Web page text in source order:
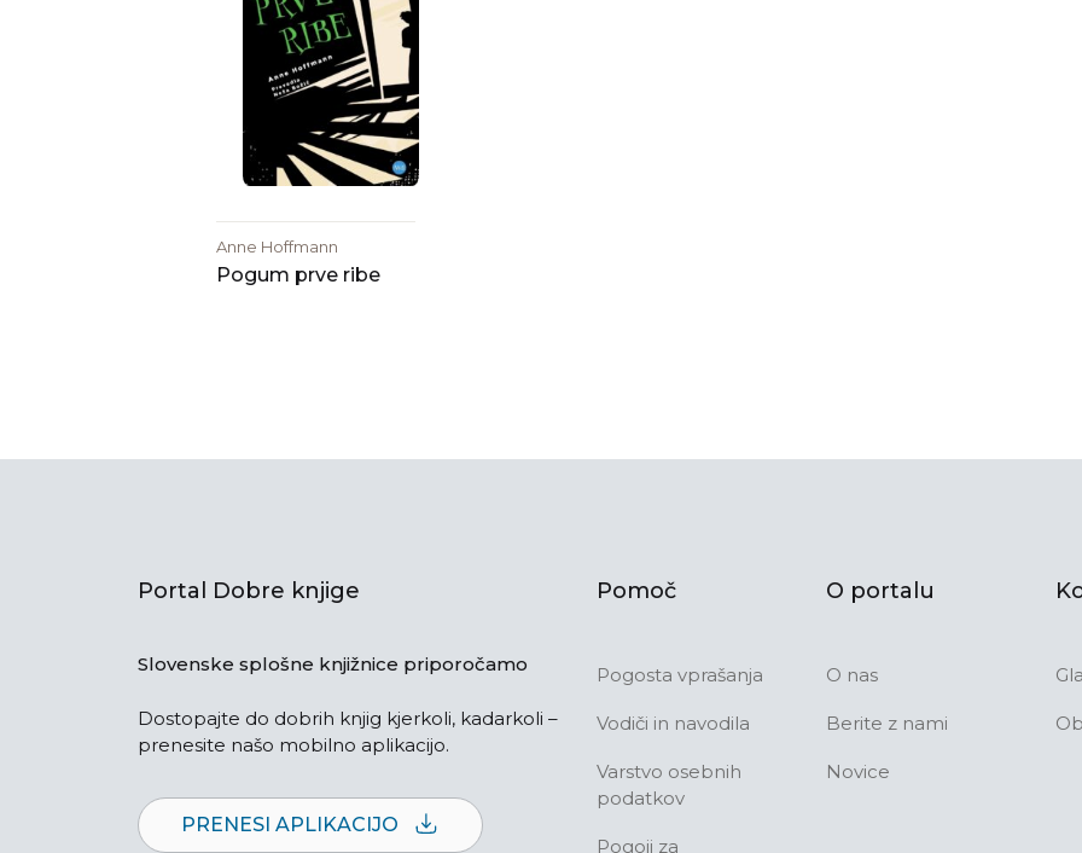
Anne Hoffmann
Pogum prve ribe
Portal Dobre knjige
Slovenske splošne knjižnice priporočamo
Dostopajte do dobrih knjig kjerkoli, kadarkoli –
prenesite našo mobilno aplikacijo.
PRENESI APLIKACIJO
Pomoč
Pogosta vprašanja
Vodiči in navodila
Varstvo osebnih
podatkov
Pogoji za
O portalu
O nas
Berite z nami
Novice